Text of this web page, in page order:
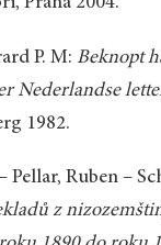
P. M: Beknopt
Nederlandse
1982.
Pellar, Ruben –
z